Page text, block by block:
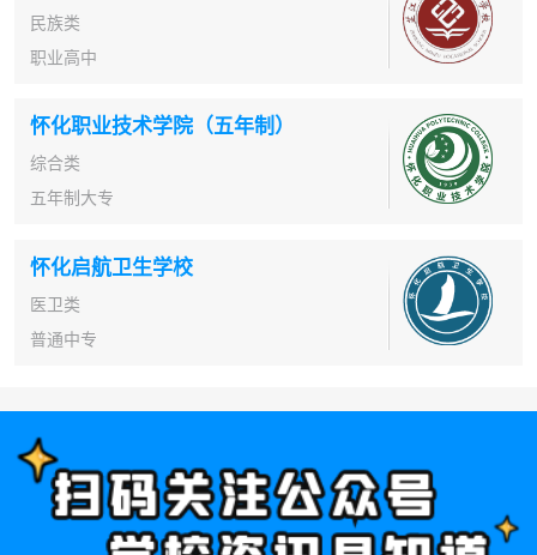
民族类
职业高中
怀化职业技术学院（五年制）
综合类
五年制大专
怀化启航卫生学校
医卫类
普通中专